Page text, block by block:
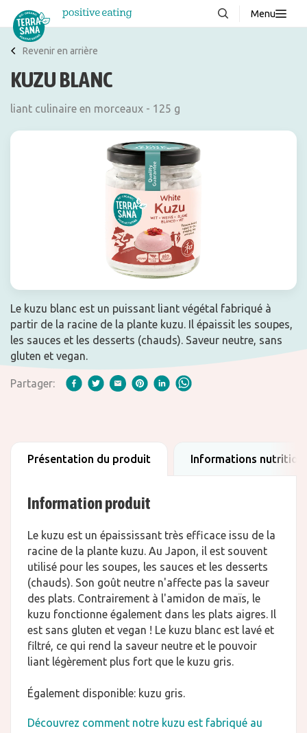
Menu
À propos de nous
Blog
Revenir en arrière
KUZU BLANC
liant culinaire en morceaux - 125 g
Le kuzu blanc est un puissant liant végétal fabriqué à
partir de la racine de la plante kuzu. Il épaissit les soupes,
les sauces et les desserts (chauds). Saveur neutre, sans
gluten et vegan.
Partager:
Présentation du produit Informations
Information produit
Le kuzu est un épaississant très efficace issu de la
racine de la plante kuzu. Au Japon, il est souvent
utilisé pour les soupes, les sauces et les desserts
(chauds). Son goût neutre n'affecte pas la saveur
des plats. Contrairement à l'amidon de maïs, le
kuzu fonctionne également dans les plats aigres. Il
est sans gluten et vegan ! Le kuzu blanc est lavé et
filtré, ce qui rend la saveur neutre et le pouvoir
liant légèrement plus fort que le kuzu gris.
Également disponible: kuzu gris.
Découvrez comment notre kuzu est fabriqué au